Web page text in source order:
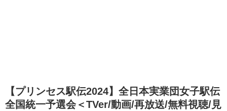
【プリンセス駅伝2024】全日本実業団女子駅伝
全国統一予選会＜TVer/動画/再放送/無料視聴/見